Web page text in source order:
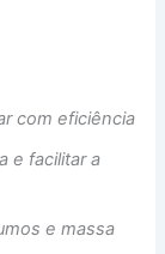
com eficiência
e facilitar a
e massa